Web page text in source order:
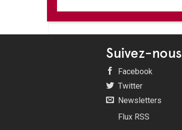
Suivez-nous
Facebook
Twitter
Newsletters
Flux RSS